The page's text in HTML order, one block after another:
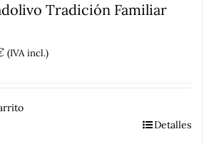
Tradición Familiar
El
es:
(IVA incl.)
Detalles